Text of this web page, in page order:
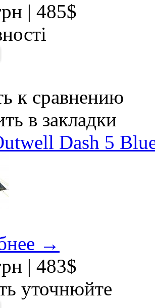
| 485$
к сравнению
в закладки
Dash 5
→
| 483$
уточнюйте